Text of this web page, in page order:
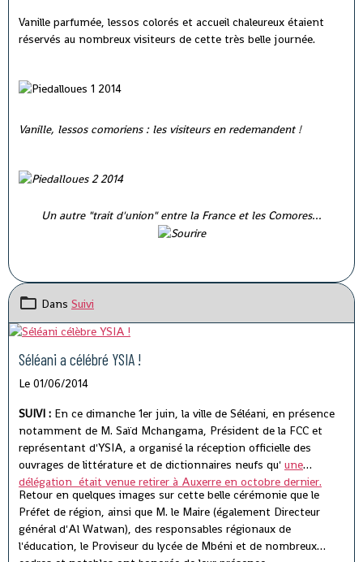
Vanille parfumée, lessos colorés et accueil chaleureux étaient
réservés au nombreux visiteurs de cette très belle journée.
Vanille, lessos comoriens : les visiteurs en redemandent !
Un autre "trait d'union" entre la France et les Comores...
Dans Suivi
Séléani a célébré YSIA !
Le 01/06/2014
SUIVI : En ce dimanche 1er juin, la ville de Séléani, en présence
notamment de M. Saïd Mchangama, Président de la FCC et
représentant d'YSIA, a organisé la réception officielle des
ouvrages de littérature et de dictionnaires neufs qu' une
délégation était venue retirer à Auxerre en octobre dernier.
Retour en quelques images sur cette belle cérémonie que le
Préfet de région, ainsi que M. le Maire (également Directeur
général d'Al Watwan), des responsables régionaux de
l'éducation, le Proviseur du lycée de Mbéni et de nombreux